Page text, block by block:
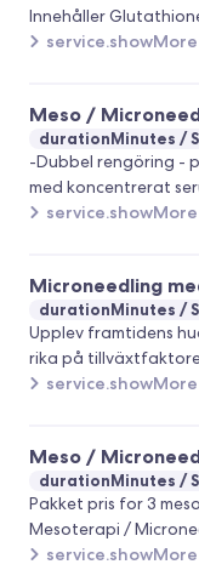
Innehåller
fria radikaler. - Hudföryngring - Stimulerar hudens
Intensiv återfuktning. – Innehåller aminosyrakomplex och
hyaluronsyra som
återfuktning på djupet. Ökad
och ökar
ungdomlig hud.
service.showMore
Meso /
durationMinutes
-Dubbel rengöring -
med koncentrerat
serum och solskyddscreme (SPF).
service.showMore
Microneedling
durationMinutes
Upplev framtidens
rika på
kollagen och ger
service.showMore
Meso /
durationMinutes
Pakket pris for 3
Mesoterapi /
Hudföryngring Rynkebehandling Stäckmärken Solskadad hud
service.showMore